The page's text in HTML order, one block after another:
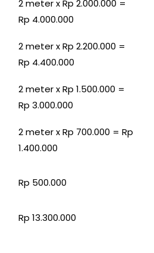
2 meter x Rp 2.000.000 =
Rp 4.000.000
2 meter x Rp 2.200.000 =
Rp 4.400.000
2 meter x Rp 1.500.000 =
Rp 3.000.000
2 meter x Rp 700.000 = Rp
1.400.000
Rp 500.000
Rp 13.300.000